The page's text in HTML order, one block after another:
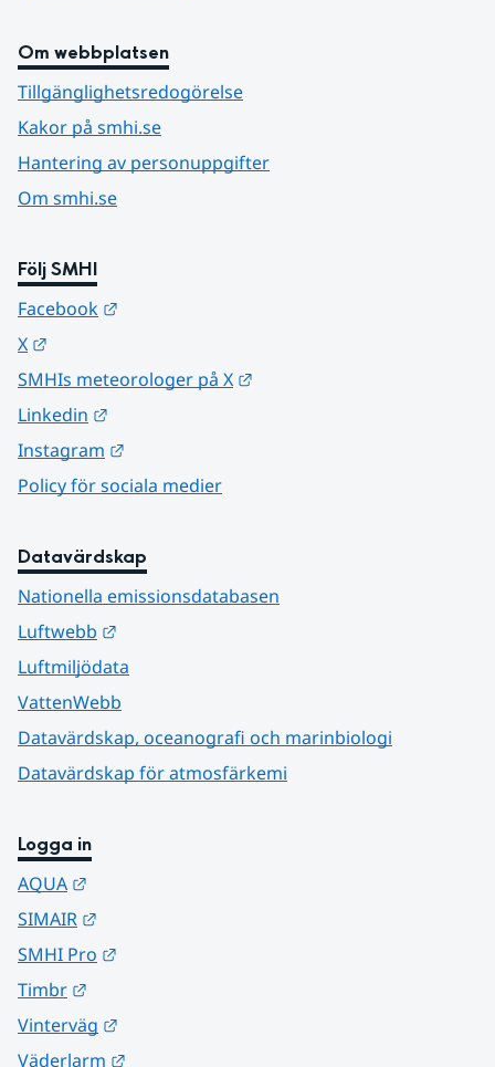
Om webbplatsen
Tillgänglighetsredogörelse
Kakor på smhi.se
Hantering av personuppgifter
Om smhi.se
Följ SMHI
Facebook
X
SMHIs meteorologer på X
Linkedin
Instagram
Policy för sociala medier
Datavärdskap
Nationella emissionsdatabasen
Luftwebb
Luftmiljödata
VattenWebb
Datavärdskap, oceanografi och marinbiologi
Datavärdskap för atmosfärkemi
Logga in
AQUA
SIMAIR
SMHI Pro
Timbr
Vinterväg
Väderlarm